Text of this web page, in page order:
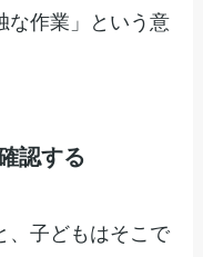
な作業」という意
認する
、子どもはそこで